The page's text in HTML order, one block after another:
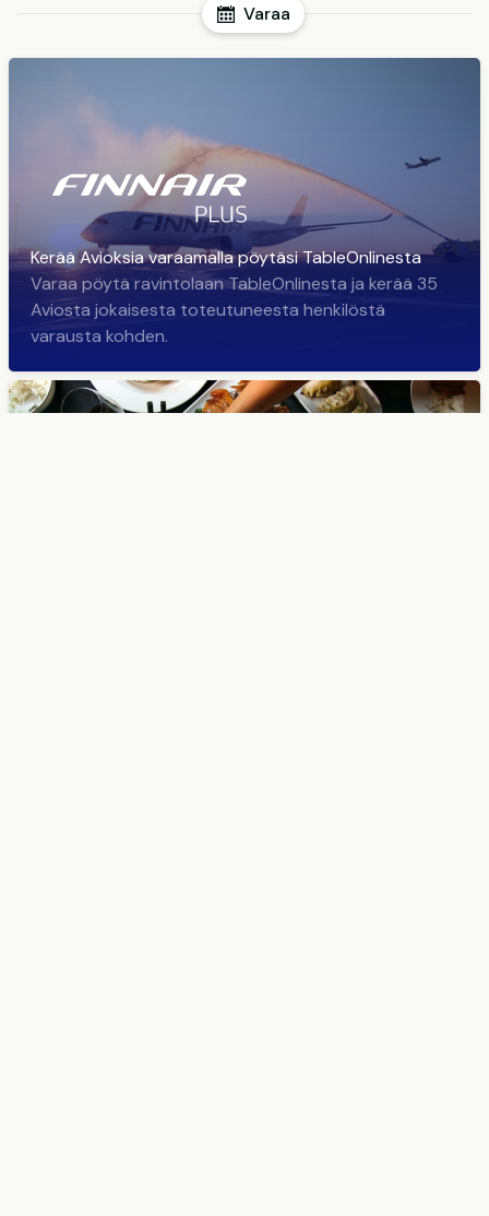
Varaa
Kerää Avioksia varaamalla pöytäsi TableOnlinesta
Varaa pöytä ravintolaan TableOnlinesta ja kerää 35
Aviosta jokaisesta toteutuneesta henkilöstä
varausta kohden.